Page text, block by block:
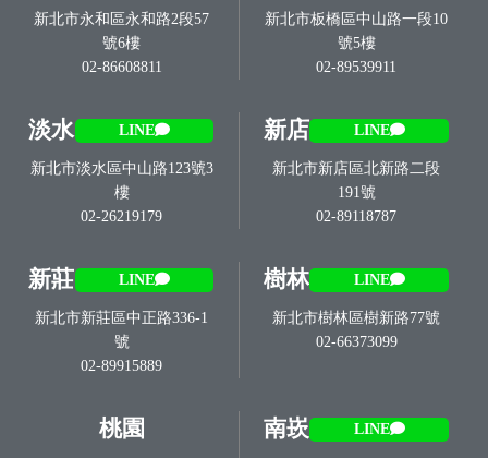
新北市永和區永和路2段57
號6樓
02-86608811
新北市板橋區中山路一段10
號5樓
02-89539911
淡水 LINE
新北市淡水區中山路123號3
樓
02-26219179
新店 LINE
新北市新店區北新路二段
191號
02-89118787
新莊 LINE
新北市新莊區中正路336-1
號
02-89915889
樹林 LINE
新北市樹林區樹新路77號
02-66373099
桃園 南崁 LINE